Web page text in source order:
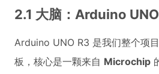
2.1 大脑：Arduino
Arduino UNO R3 是我们整个项
板，核心是一颗来自 Microchip